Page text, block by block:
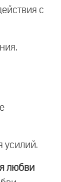
с
усилий.
любви